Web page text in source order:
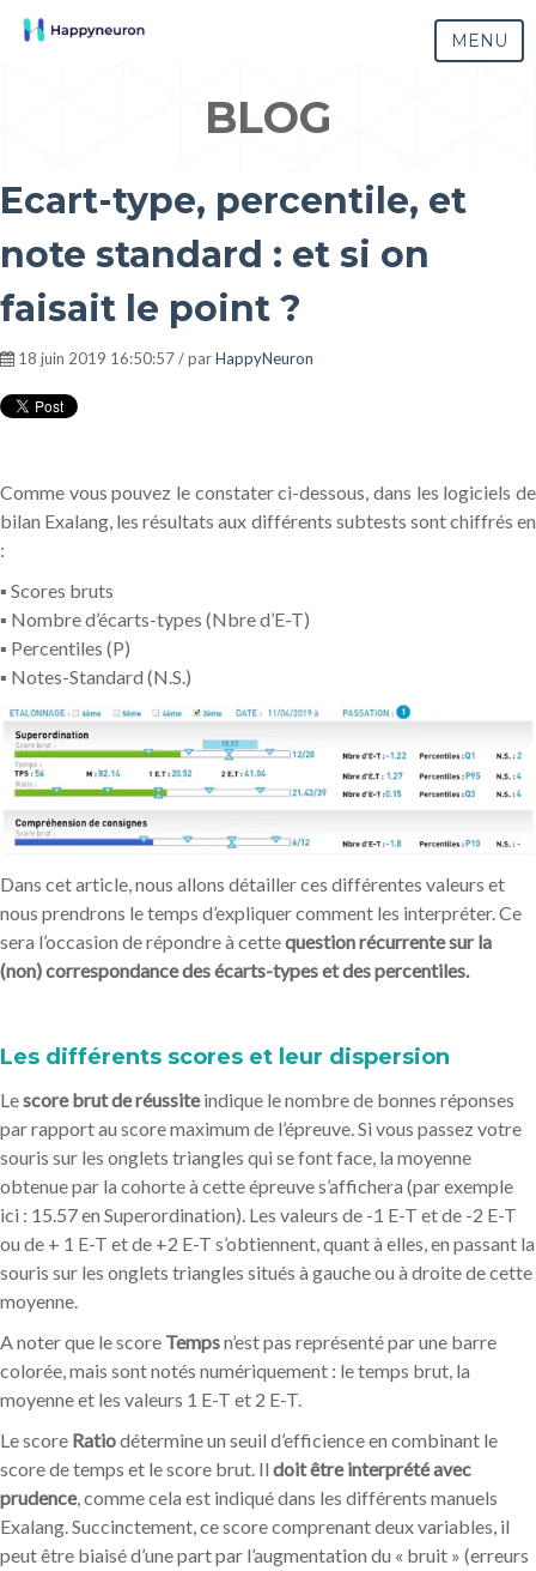
MENU
BLOG
Ecart-type, percentile, et
note standard : et si on
faisait le point ?
18 juin 2019 16:50:57 / parHappyNeuron
Comme vous pouvez le constater ci-dessous, dans les logiciels de
bilan Exalang, les résultats aux différents subtests sont chiffrés en
:
▪ Scores bruts
▪ Nombre d’écarts-types (Nbre d’E-T)
▪ Percentiles (P)
▪ Notes-Standard (N.S.)
Dans cet article, nous allons détailler ces différentes valeurs et
nous prendrons le temps d’expliquer comment les interpréter. Ce
sera l’occasion de répondre à cettequestion récurrente sur la
(non) correspondance des écarts-types et des percentiles.
Les différents scores et leur dispersion
Lescore brut de réussiteindique le nombre de bonnes réponses
par rapport au score maximum de l’épreuve. Si vous passez votre
souris sur les onglets triangles qui se font face, la moyenne
obtenue par la cohorte à cette épreuve s’affichera (par exemple
ici : 15.57 en Superordination). Les valeurs de -1 E-T et de -2 E-T
ou de + 1 E-T et de +2 E-T s’obtiennent, quant à elles, en passant la
souris sur les onglets triangles situés à gauche ou à droite de cette
moyenne.
A noter que le score Tempsn’est pas représenté par une barre
colorée, mais sont notés numériquement : le temps brut, la
moyenne et les valeurs 1 E-T et 2 E-T.
Le score Ratiodétermine un seuil d’efficience en combinant le
score de temps et le score brut. Il doit être interprété avec
prudence, comme cela est indiqué dans les différents manuels
Exalang. Succinctement, ce score comprenant deux variables, il
peut être biaisé d’une part par l’augmentation du « bruit » (erreurs